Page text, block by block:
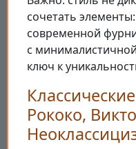
сочетать
современной
с
ключ к
Рококо,